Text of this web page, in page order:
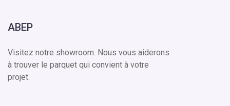
ABEP
Visitez notre showroom. Nous vous aiderons
à trouver le parquet qui convient à votre
projet.